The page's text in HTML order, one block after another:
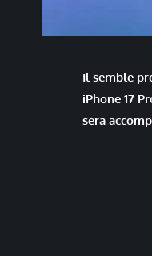
Il semble
iPhone 17
sera